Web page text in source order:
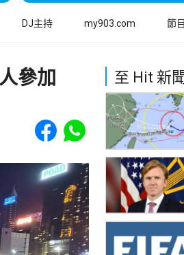
DJ主持 my903.com 節
參加
Share to Facebook
Share to WhatsApp
至 Hit 新